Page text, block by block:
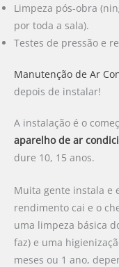
Limpeza pós-obra
por toda a sala).
Testes de pressão e
Manutenção de Ar
depois de instalar!
A instalação é o
aparelho de ar
dure 10, 15 anos.
Muita gente instala e
rendimento cai e o
uma limpeza básica
faz) e uma
meses ou 1 ano,